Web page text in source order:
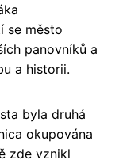
se město
panovníků a
a historii.
byla druhá
okupována
zde vznikl